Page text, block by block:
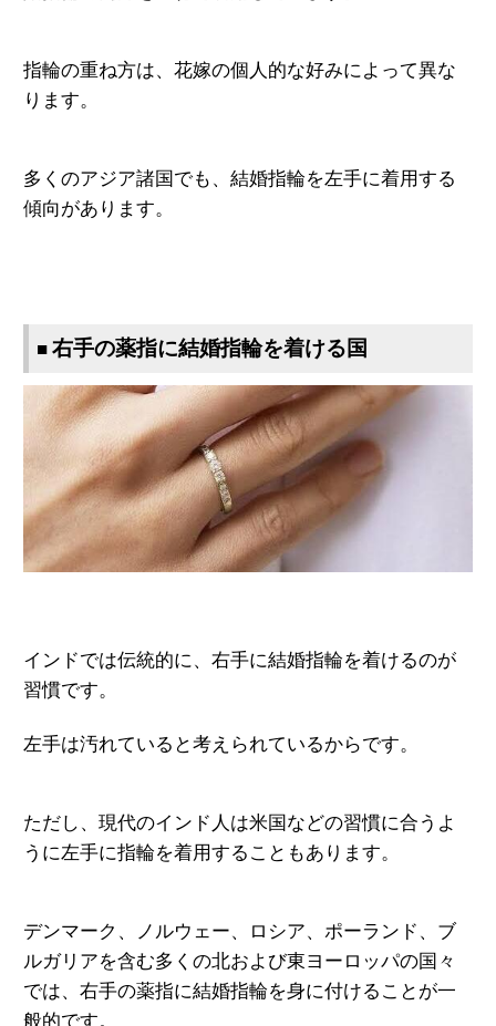
指輪の重ね方は、花嫁の個人的な好みによって異な
ります。
多くのアジア諸国でも、結婚指輪を左手に着用する
傾向があります。
■ 右手の薬指に結婚指輪を着ける国
インドでは伝統的に、右手に結婚指輪を着けるのが
習慣です。
左手は汚れていると考えられているからです。
ただし、現代のインド人は米国などの習慣に合うよ
うに左手に指輪を着用する こともあります。
デンマーク、ノルウェー、ロシア、 ポーランド、ブ
ルガリアを含む多くの北および東ヨーロッパの国々
では、 右手の薬指に結婚指輪を身に付けること が一
般的です。